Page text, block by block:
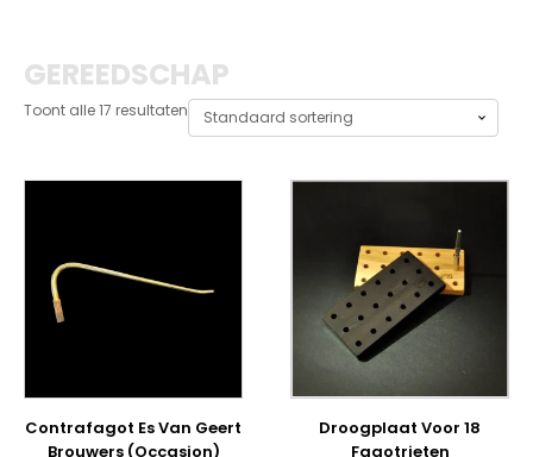
GEREEDSCHAP
Toont alle 17 resultaten
Contrafagot Es Van Geert
Brouwers (Occasion)
Droogplaat Voor 18
Fagotrieten